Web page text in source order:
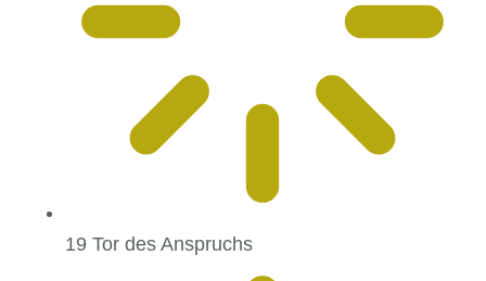
19 Tor des Anspruchs